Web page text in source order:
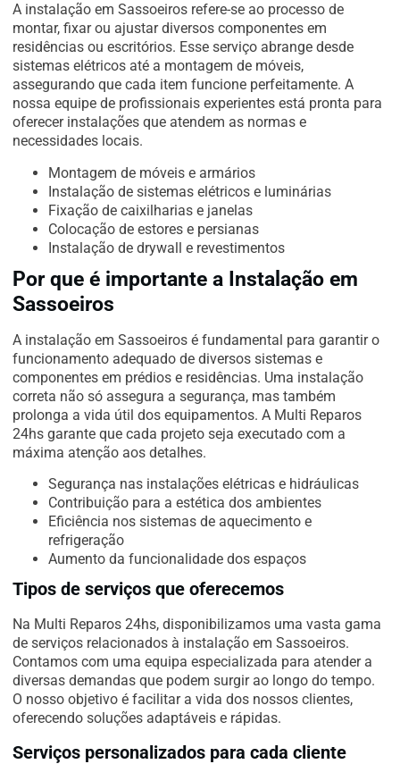
A instalação em Sassoeiros refere-se ao processo de
montar, fixar ou ajustar diversos componentes em
residências ou escritórios. Esse serviço abrange desde
sistemas elétricos até a montagem de móveis,
assegurando que cada item funcione perfeitamente. A
nossa equipe de profissionais experientes está pronta para
oferecer instalações que atendem as normas e
necessidades locais.
Montagem de móveis e armários
Instalação de sistemas elétricos e luminárias
Fixação de caixilharias e janelas
Colocação de estores e persianas
Instalação de drywall e revestimentos
Por que é importante a Instalação em
Sassoeiros
A instalação em Sassoeiros é fundamental para garantir o
funcionamento adequado de diversos sistemas e
componentes em prédios e residências. Uma instalação
correta não só assegura a segurança, mas também
prolonga a vida útil dos equipamentos. A Multi Reparos
24hs garante que cada projeto seja executado com a
máxima atenção aos detalhes.
Segurança nas instalações elétricas e hidráulicas
Contribuição para a estética dos ambientes
Eficiência nos sistemas de aquecimento e
refrigeração
Aumento da funcionalidade dos espaços
Tipos de serviços que oferecemos
Na Multi Reparos 24hs, disponibilizamos uma vasta gama
de serviços relacionados à instalação em Sassoeiros.
Contamos com uma equipa especializada para atender a
diversas demandas que podem surgir ao longo do tempo.
O nosso objetivo é facilitar a vida dos nossos clientes,
oferecendo soluções adaptáveis e rápidas.
Serviços personalizados para cada cliente